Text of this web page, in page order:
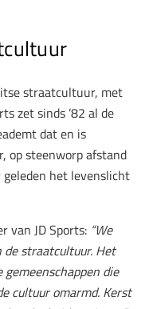
straatcultuur, met
zet sinds ’82 al de
dat en is
op steenworp afstand
het levenslicht
van JD Sports: “We
straatcultuur. Het
die
cultuur omarmd. Kerst